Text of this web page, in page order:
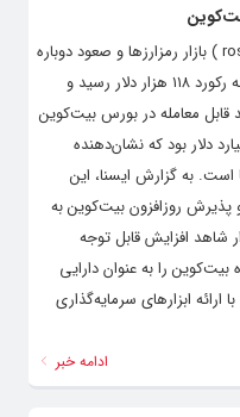
پایگاه خبری و تحلیلی رشد ( roshdnews.ir ) بازار رمزارزها و صعود دوباره
قیمت بیت‌کوینبیت‌کوین در جولای ۲۰۲۵ به رکورد ۱۱۸ هزار دلار رسید و
معامله در بورس بیت‌کوین
نهادی بیش از ۱۴.۸ میلیارد دلار بود که نشان‌دهنده
است. به گزارش ایسنا، این
پذیرش روزافزون بیت‌کوین به
شاهد افزایش قابل توجه
را به عنوان دارایی
ابزارهای سرمایه‌گذاری
ادامه خبر